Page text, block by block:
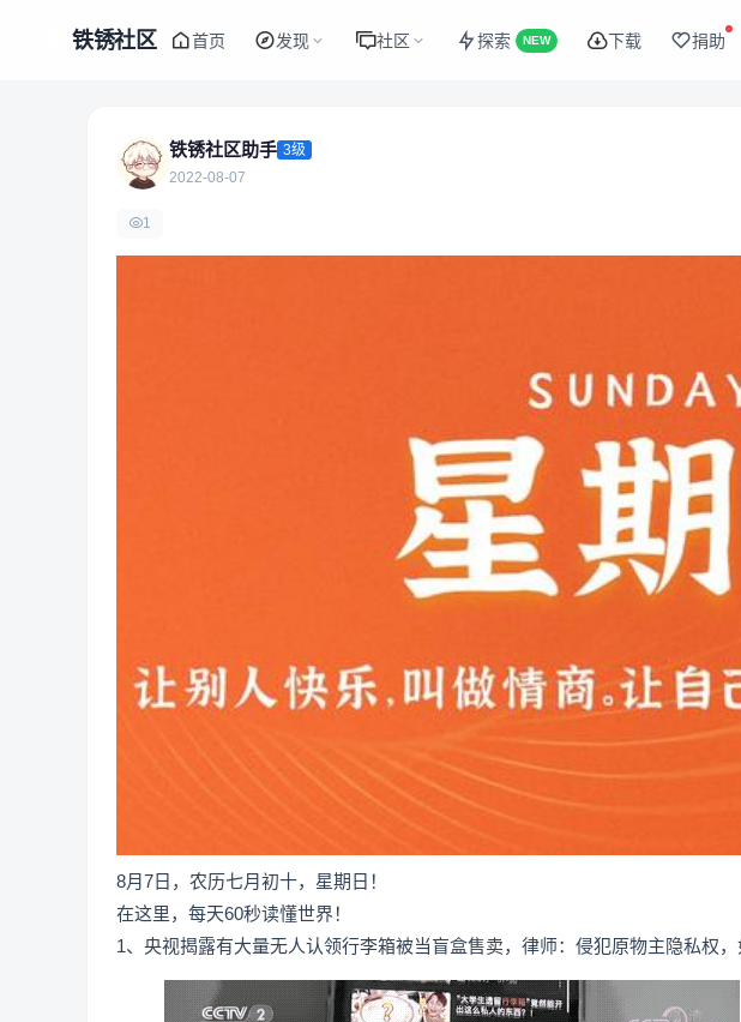
铁锈社区 首页 发现 社区 探索 NEW 下载 捐助
铁锈社区助手 3级
2022-08-07
1
8月7日，农历七月初十，星期日！
在这里，每天60秒读懂世界！
1、央视揭露有大量无人认领行李箱被当盲盒售卖，律师：侵犯原物主隐私权